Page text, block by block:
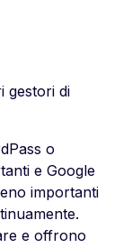
gestori di
o
e Google
importanti
e offrono